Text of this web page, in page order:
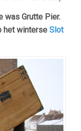
was Grutte Pier.
het winterse Slot